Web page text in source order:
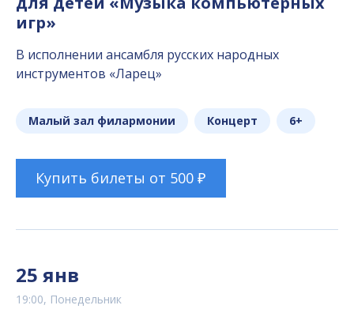
игр»
В исполнении ансамбля русских народных
инструментов «Ларец»
Малый зал филармонии Концерт 6+
Купить билеты от 500 ₽
25 янв
19:00, Понедельник